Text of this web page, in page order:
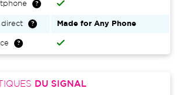
direct Made for Any Phone
DU SIGNAL